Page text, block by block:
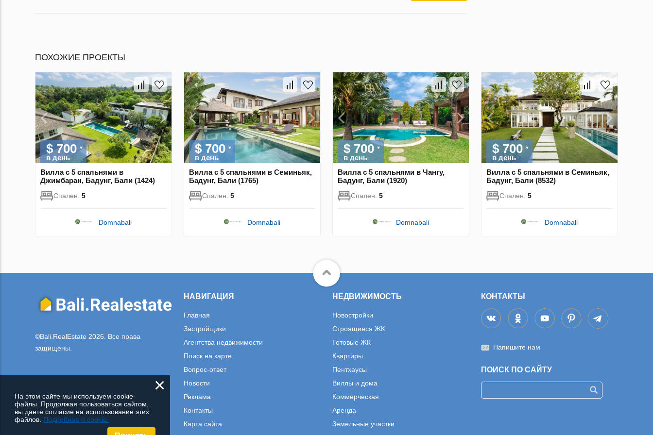
ПОХОЖИЕ ПРОЕКТЫ
$ 700
в день
Вилла с 5 спальнями в
Джимбаран, Бадунг, Бали (1424)
Спален: 5
Domnabali
$ 700
в день
Вилла с 5 спальнями в Семиньяк,
Бадунг, Бали (1765)
Спален: 5
Domnabali
$ 700
в день
Вилла с 5 спальнями в Чангу,
Бадунг, Бали (1920)
Спален: 5
Domnabali
$ 700
в день
Вилла с 5 спальнями в Семиньяк,
Бадунг, Бали (8532)
Спален: 5
Domnabali
©Bali.RealEstate 2026. Все права
защищены.
НАВИГАЦИЯ
Главная
Застройщики
Агентства недвижимости
Поиск на карте
Вопрос-ответ
Новости
Реклама
Контакты
Карта сайта
НЕДВИЖИМОСТЬ
Новостройки
Строящиеся ЖК
Готовые ЖК
Квартиры
Пентхаусы
Виллы и дома
Коммерческая
Аренда
Земельные участки
КОНТАКТЫ
Напишите нам
ПОИСК ПО САЙТУ
×
На этом сайте мы используем cookie-
файлы. Продолжая пользоваться сайтом,
вы даете согласие на использование этих
файлов. Подробнее о cookie.